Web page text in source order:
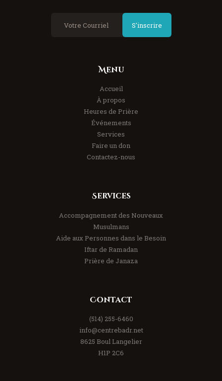
S'inscrire
Menu
Accueil
À propos
Heures de Prière
Événements
Services
Faire un don
Contactez-nous
Services
Accompagnement des Nouveaux
Musulmans
Aide aux Personnes dans le Besoin
Iftar de Ramadan
Prière de Janaza
Contact
(514) 255-6460
info@centrebadr.net
8625 Boul Langelier
H1P 2C6